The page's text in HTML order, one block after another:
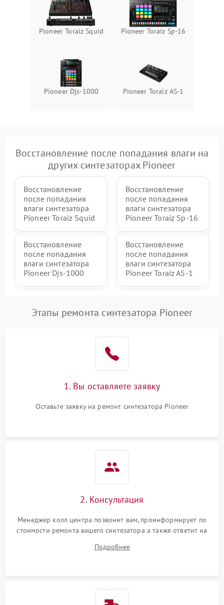
Pioneer Toraiz Squid Pioneer Toraiz Sp-16
Pioneer Djs-1000 Pioneer Toraiz AS-1
Восстановление после попадания влаги на
других синтезаторах Pioneer
Восстановление
после попадания
влаги синтезатора
Pioneer Toraiz Squid
Восстановление
после попадания
влаги синтезатора
Pioneer Toraiz Sp-16
Восстановление
после попадания
влаги синтезатора
Pioneer Djs-1000
Восстановление
после попадания
влаги синтезатора
Pioneer Toraiz AS-1
Этапы ремонта синтезатора Pioneer
1. Вы оставляете заявку
Оставьте заявку на ремонт синтезатора Pioneer
2. Консультация
Менеджер колл центра позвонит вам, проинформирует по
стоимости ремонта вашего синтезатора а также ответит на
Подробнее